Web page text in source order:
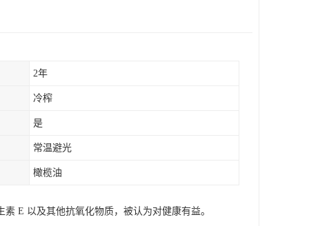
2年
冷榨
是
常温避光
橄榄油
E 以及其他抗氧化物质，被认为对健康有益。